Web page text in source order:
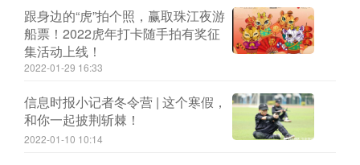
跟身边的“虎”拍个照，赢取珠江夜游
船票！2022虎年打卡随手拍有奖征
集活动上线！
2022-01-29 16:33
信息时报小记者冬令营 | 这个寒假，
和你一起披荆斩棘！
2022-01-10 10:14